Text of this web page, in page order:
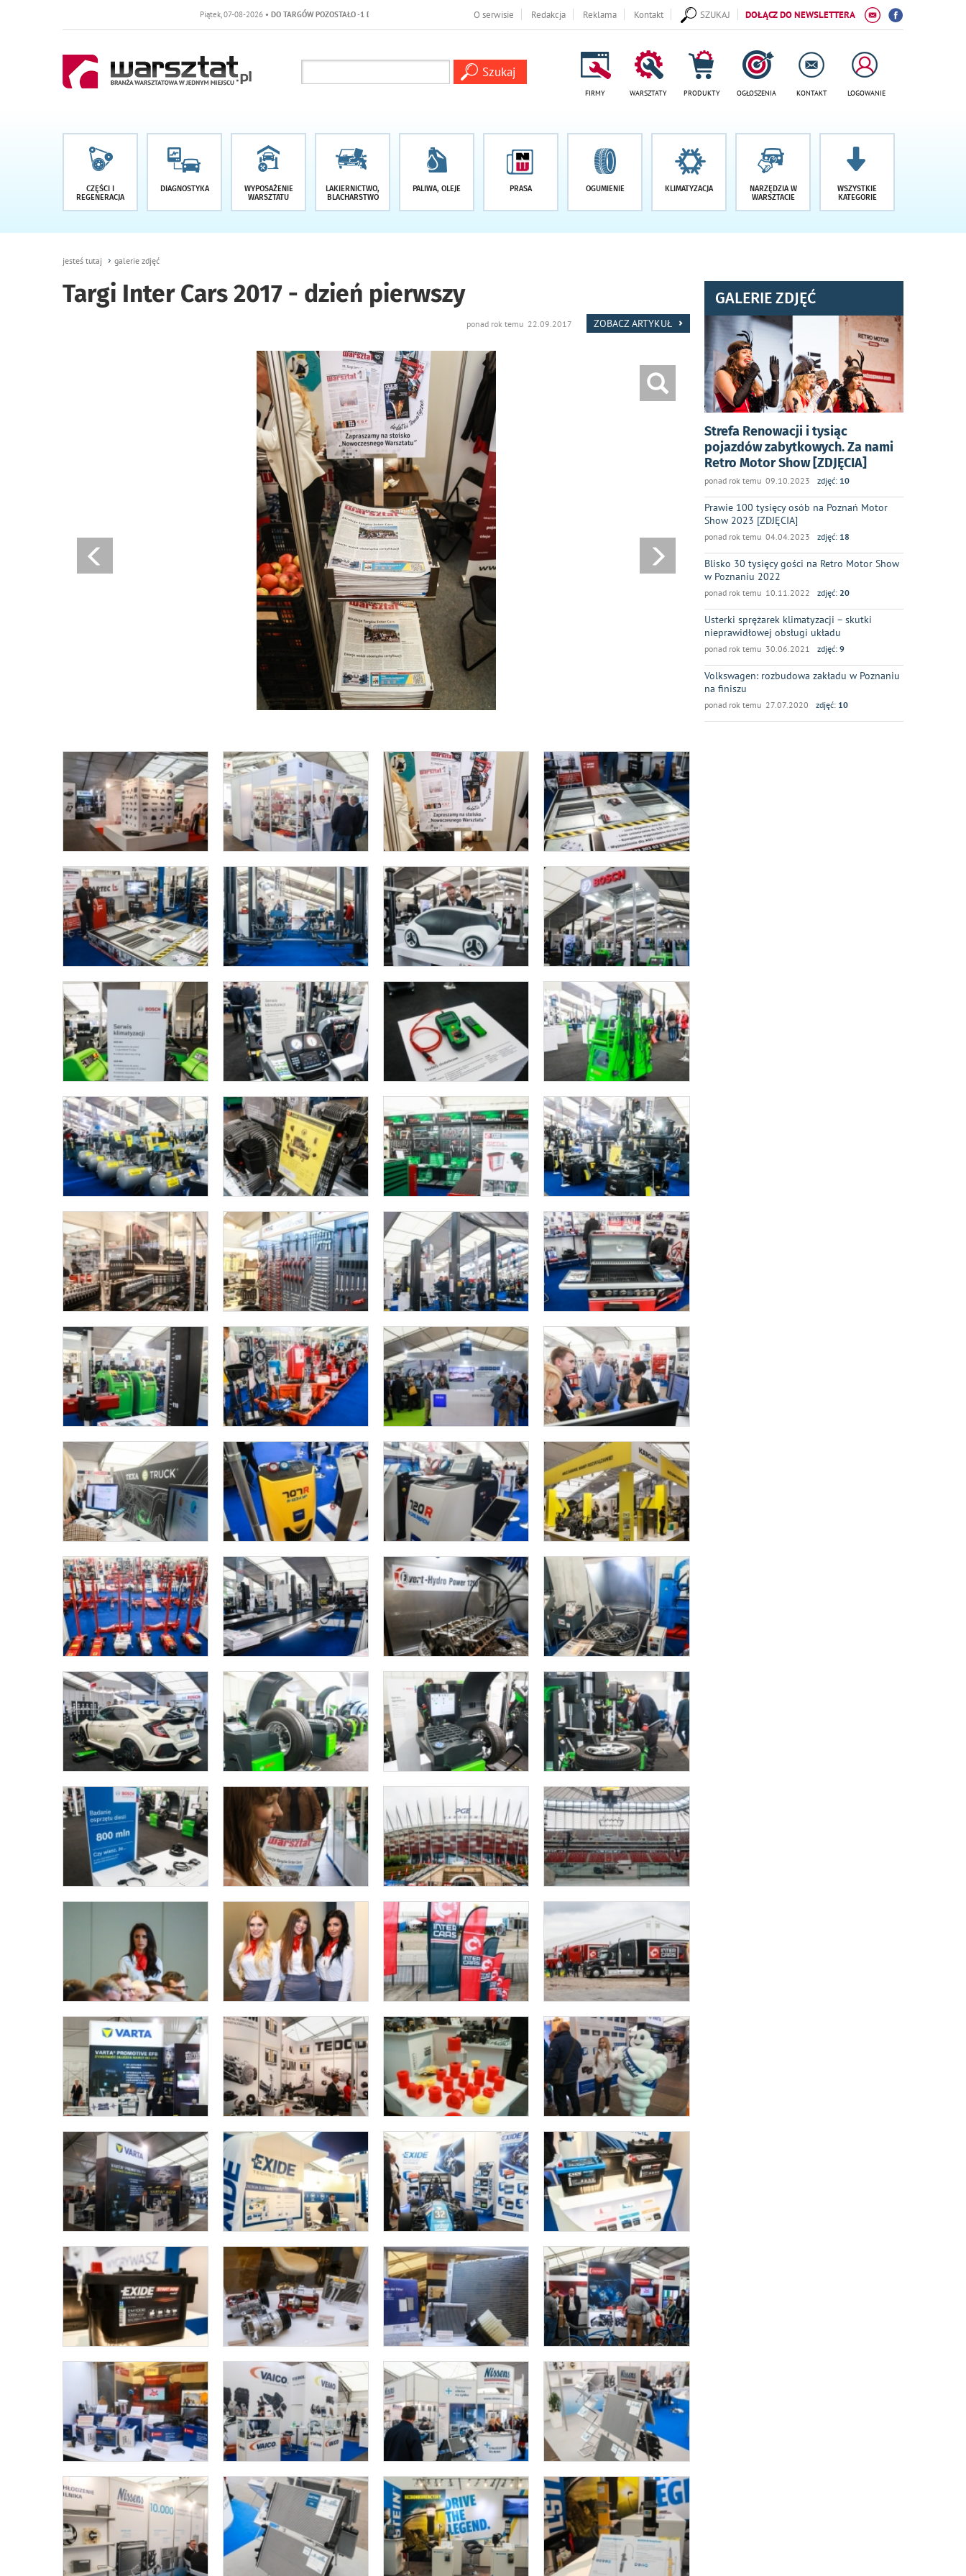
• DO TARGÓW POZOSTAŁO -1 DNI O serwisie Redakcja Reklama Kontakt DOŁĄCZ DO NEWSLETTERA
SZUKAJ
FIRMY WARSZTATY PRODUKTY OGŁOSZENIA KONTAKT LOGOWANIE
CZĘŚCI I
REGENERACJA
DIAGNOSTYKA
WYPOSAŻENIE
WARSZTATU
LAKIERNICTWO,
BLACHARSTWO
PALIWA, OLEJE PRASA OGUMIENIE KLIMATYZACJA
NARZĘDZIA W
WARSZTACIE
WSZYSTKIE
KATEGORIE
jesteś tutaj galerie zdjęć
Targi Inter Cars 2017 - dzień pierwszy
ponad rok temu 22.09.2017 ZOBACZ ARTYKUŁ
GALERIE ZDJĘĆ
Strefa Renowacji i tysiąc
pojazdów zabytkowych. Za nami
Retro Motor Show [ZDJĘCIA]
ponad rok temu 09.10.2023 zdjęć: 10
Prawie 100 tysięcy osób na Poznań Motor
Show 2023 [ZDJĘCIA]
ponad rok temu 04.04.2023 zdjęć: 18
Blisko 30 tysięcy gości na Retro Motor Show
w Poznaniu 2022
ponad rok temu 10.11.2022 zdjęć: 20
Usterki sprężarek klimatyzacji – skutki
nieprawidłowej obsługi układu
ponad rok temu 30.06.2021 zdjęć: 9
Volkswagen: rozbudowa zakładu w Poznaniu
na finiszu
ponad rok temu 27.07.2020 zdjęć: 10